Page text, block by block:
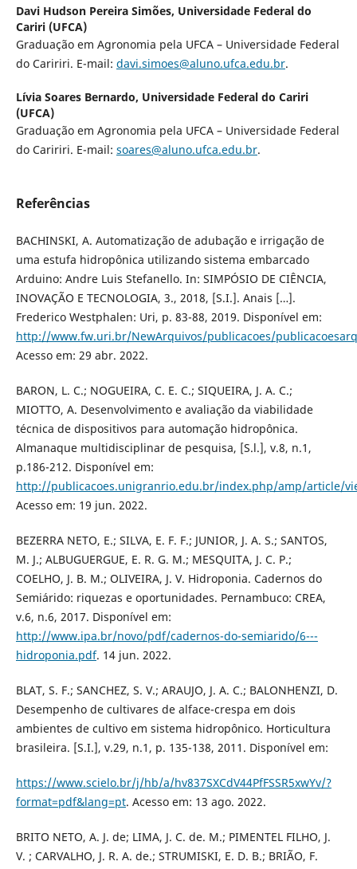
Davi Hudson Pereira Simões, Universidade Federal do
Cariri (UFCA)
Graduação em Agronomia pela UFCA – Universidade Federal
do Caririri. E-mail: davi.simoes@aluno.ufca.edu.br.
Lívia Soares Bernardo, Universidade Federal do Cariri
(UFCA)
Graduação em Agronomia pela UFCA – Universidade Federal
do Caririri. E-mail: soares@aluno.ufca.edu.br.
Referências
BACHINSKI, A. Automatização de adubação e irrigação de
uma estufa hidropônica utilizando sistema embarcado
Arduino: Andre Luis Stefanello. In: SIMPÓSIO DE CIÊNCIA,
INOVAÇÃO E TECNOLOGIA, 3., 2018, [S.I.]. Anais […].
Frederico Westphalen: Uri, p. 83-88, 2019. Disponível em:
http://www.fw.uri.br/NewArquivos/publicacoes/
Acesso em: 29 abr. 2022.
BARON, L. C.; NOGUEIRA, C. E. C.; SIQUEIRA, J. A. C.;
MIOTTO, A. Desenvolvimento e avaliação da viabilidade
técnica de dispositivos para automação hidropônica.
Almanaque multidisciplinar de pesquisa, [S.l.], v.8, n.1,
p.186-212. Disponível em:
http://publicacoes.unigranrio.edu.br/index.php/amp/article/
Acesso em: 19 jun. 2022.
BEZERRA NETO, E.; SILVA, E. F. F.; JUNIOR, J. A. S.; SANTOS,
M. J.; ALBUGUERGUE, E. R. G. M.; MESQUITA, J. C. P.;
COELHO, J. B. M.; OLIVEIRA, J. V. Hidroponia. Cadernos do
Semiárido: riquezas e oportunidades. Pernambuco: CREA,
v.6, n.6, 2017. Disponível em:
http://www.ipa.br/novo/pdf/cadernos-do-semiarido/6---
hidroponia.pdf. 14 jun. 2022.
BLAT, S. F.; SANCHEZ, S. V.; ARAUJO, J. A. C.; BALONHENZI, D.
Desempenho de cultivares de alface-crespa em dois
ambientes de cultivo em sistema hidropônico. Horticultura
brasileira. [S.I.], v.29, n.1, p. 135-138, 2011. Disponível em:
https://www.scielo.br/j/hb/a/hv837SXCdV44PfFSSR5xwYv/?
format=pdf&lang=pt. Acesso em: 13 ago. 2022.
BRITO NETO, A. J. de; LIMA, J. C. de. M.; PIMENTEL FILHO, J.
V. ; CARVALHO, J. R. A. de.; STRUMISKI, E. D. B.; BRIÃO, F.